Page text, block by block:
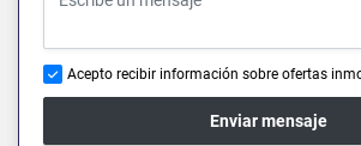
Acepto recibir información sobre ofertas
Enviar mensaje